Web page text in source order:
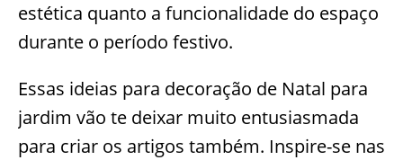
estética quanto a funcionalidade do espaço
durante o período festivo.
Essas ideias para decoração de Natal para
jardim vão te deixar muito entusiasmada
para criar os artigos também. Inspire-se nas